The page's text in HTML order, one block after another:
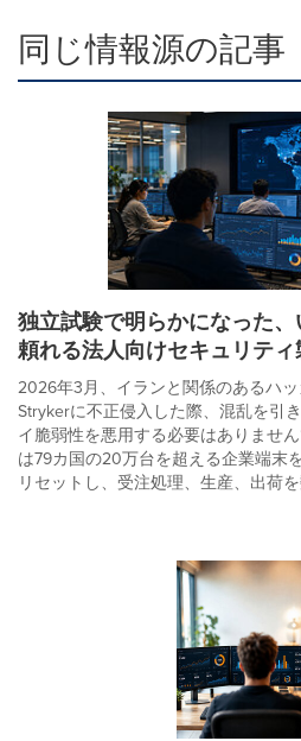
同じ情報源の記事
独立試験で明らかになった
頼れる法人向けセキュリテ
2026年3月、イランと関係のあるハ
Strykerに不正侵入した際、混乱を引
イ脆弱性を悪用する必要はありませ
は79カ国の20万台を超える企業端末
リセットし、受注処理、生産、出荷